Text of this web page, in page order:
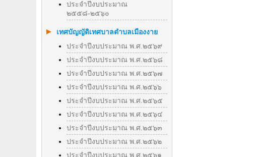
ประจำปีงบประมาณ
๒๕๕๘-๒๕๖๐
เทศบัญญัติเทศบาลตำบลเมืองงาย
ประจำปีงบประมาณ พ.ศ.๒๕๖๙
ประจำปีงบประมาณ พ.ศ.๒๕๖๘
ประจำปีงบประมาณ พ.ศ.๒๕๖๗
ประจำปีงบประมาณ พ.ศ.๒๕๖๖
ประจำปีงบประมาณ พ.ศ.๒๕๖๕
ประจำปีงบประมาณ พ.ศ.๒๕๖๔
ประจำปีงบประมาณ พ.ศ.๒๕๖๓
ประจำปีงบประมาณ พ.ศ.๒๕๖๒
ประจำปีงบประมาณ พ.ศ.๒๕๖๑